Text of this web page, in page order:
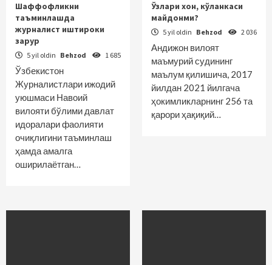
Шаффофликни
таъминлашда
журналист иштироки
зарур
5 yil oldin Behzod 1 685
Ўзбекистон
Журналистлари ижодий
уюшмаси Навоий
вилояти бўлими давлат
идоралари фаолияти
очиқлигини таъминлаш
ҳамда амалга
оширилаётган…
Ўзлари хон, кўланкаси
майдонми?
5 yil oldin Behzod 2 036
Андижон вилоят
маъмурий судининг
маълум қилишича, 2017
йилдан 2021 йилгача
ҳокимликларнинг 256 та
қарори ҳақиқий…